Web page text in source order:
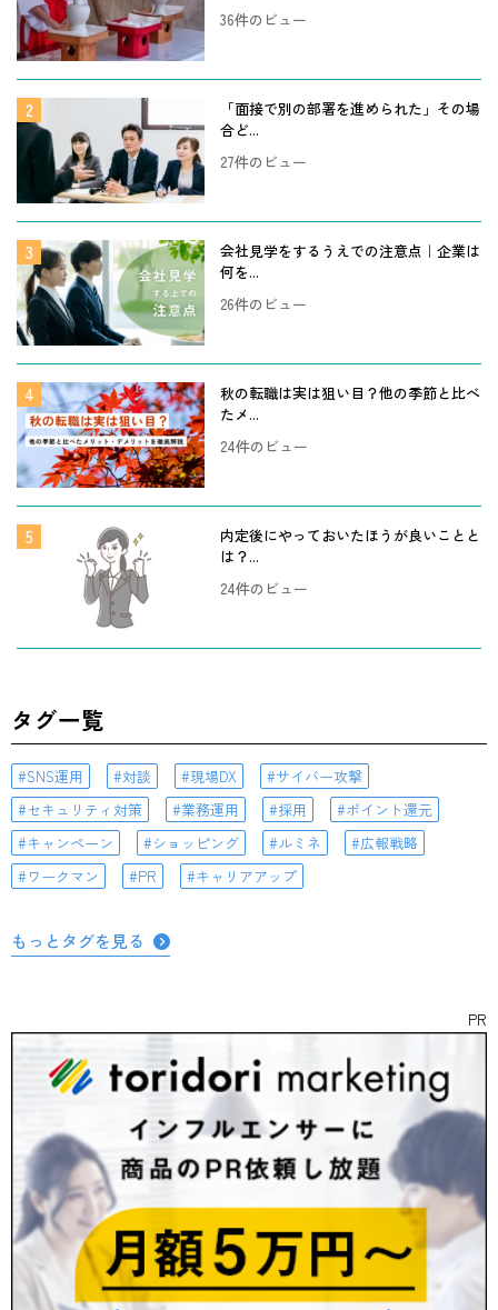
36件のビュー
「面接で別の部署を進められた」その場
合ど...
27件のビュー
会社見学をするうえでの注意点｜企業は
何を...
26件のビュー
秋の転職は実は狙い目？他の季節と比べ
たメ...
24件のビュー
内定後にやっておいたほうが良いことと
は？...
24件のビュー
タグ一覧
SNS運用 対談 現場DX
サイバー攻撃
セキュリティ対策
業務運用 採用
ポイント還元
キャンペーン
ショッピング ルミネ
広報戦略
ワークマン
PR キャリアアップ
もっとタグを見る
PR